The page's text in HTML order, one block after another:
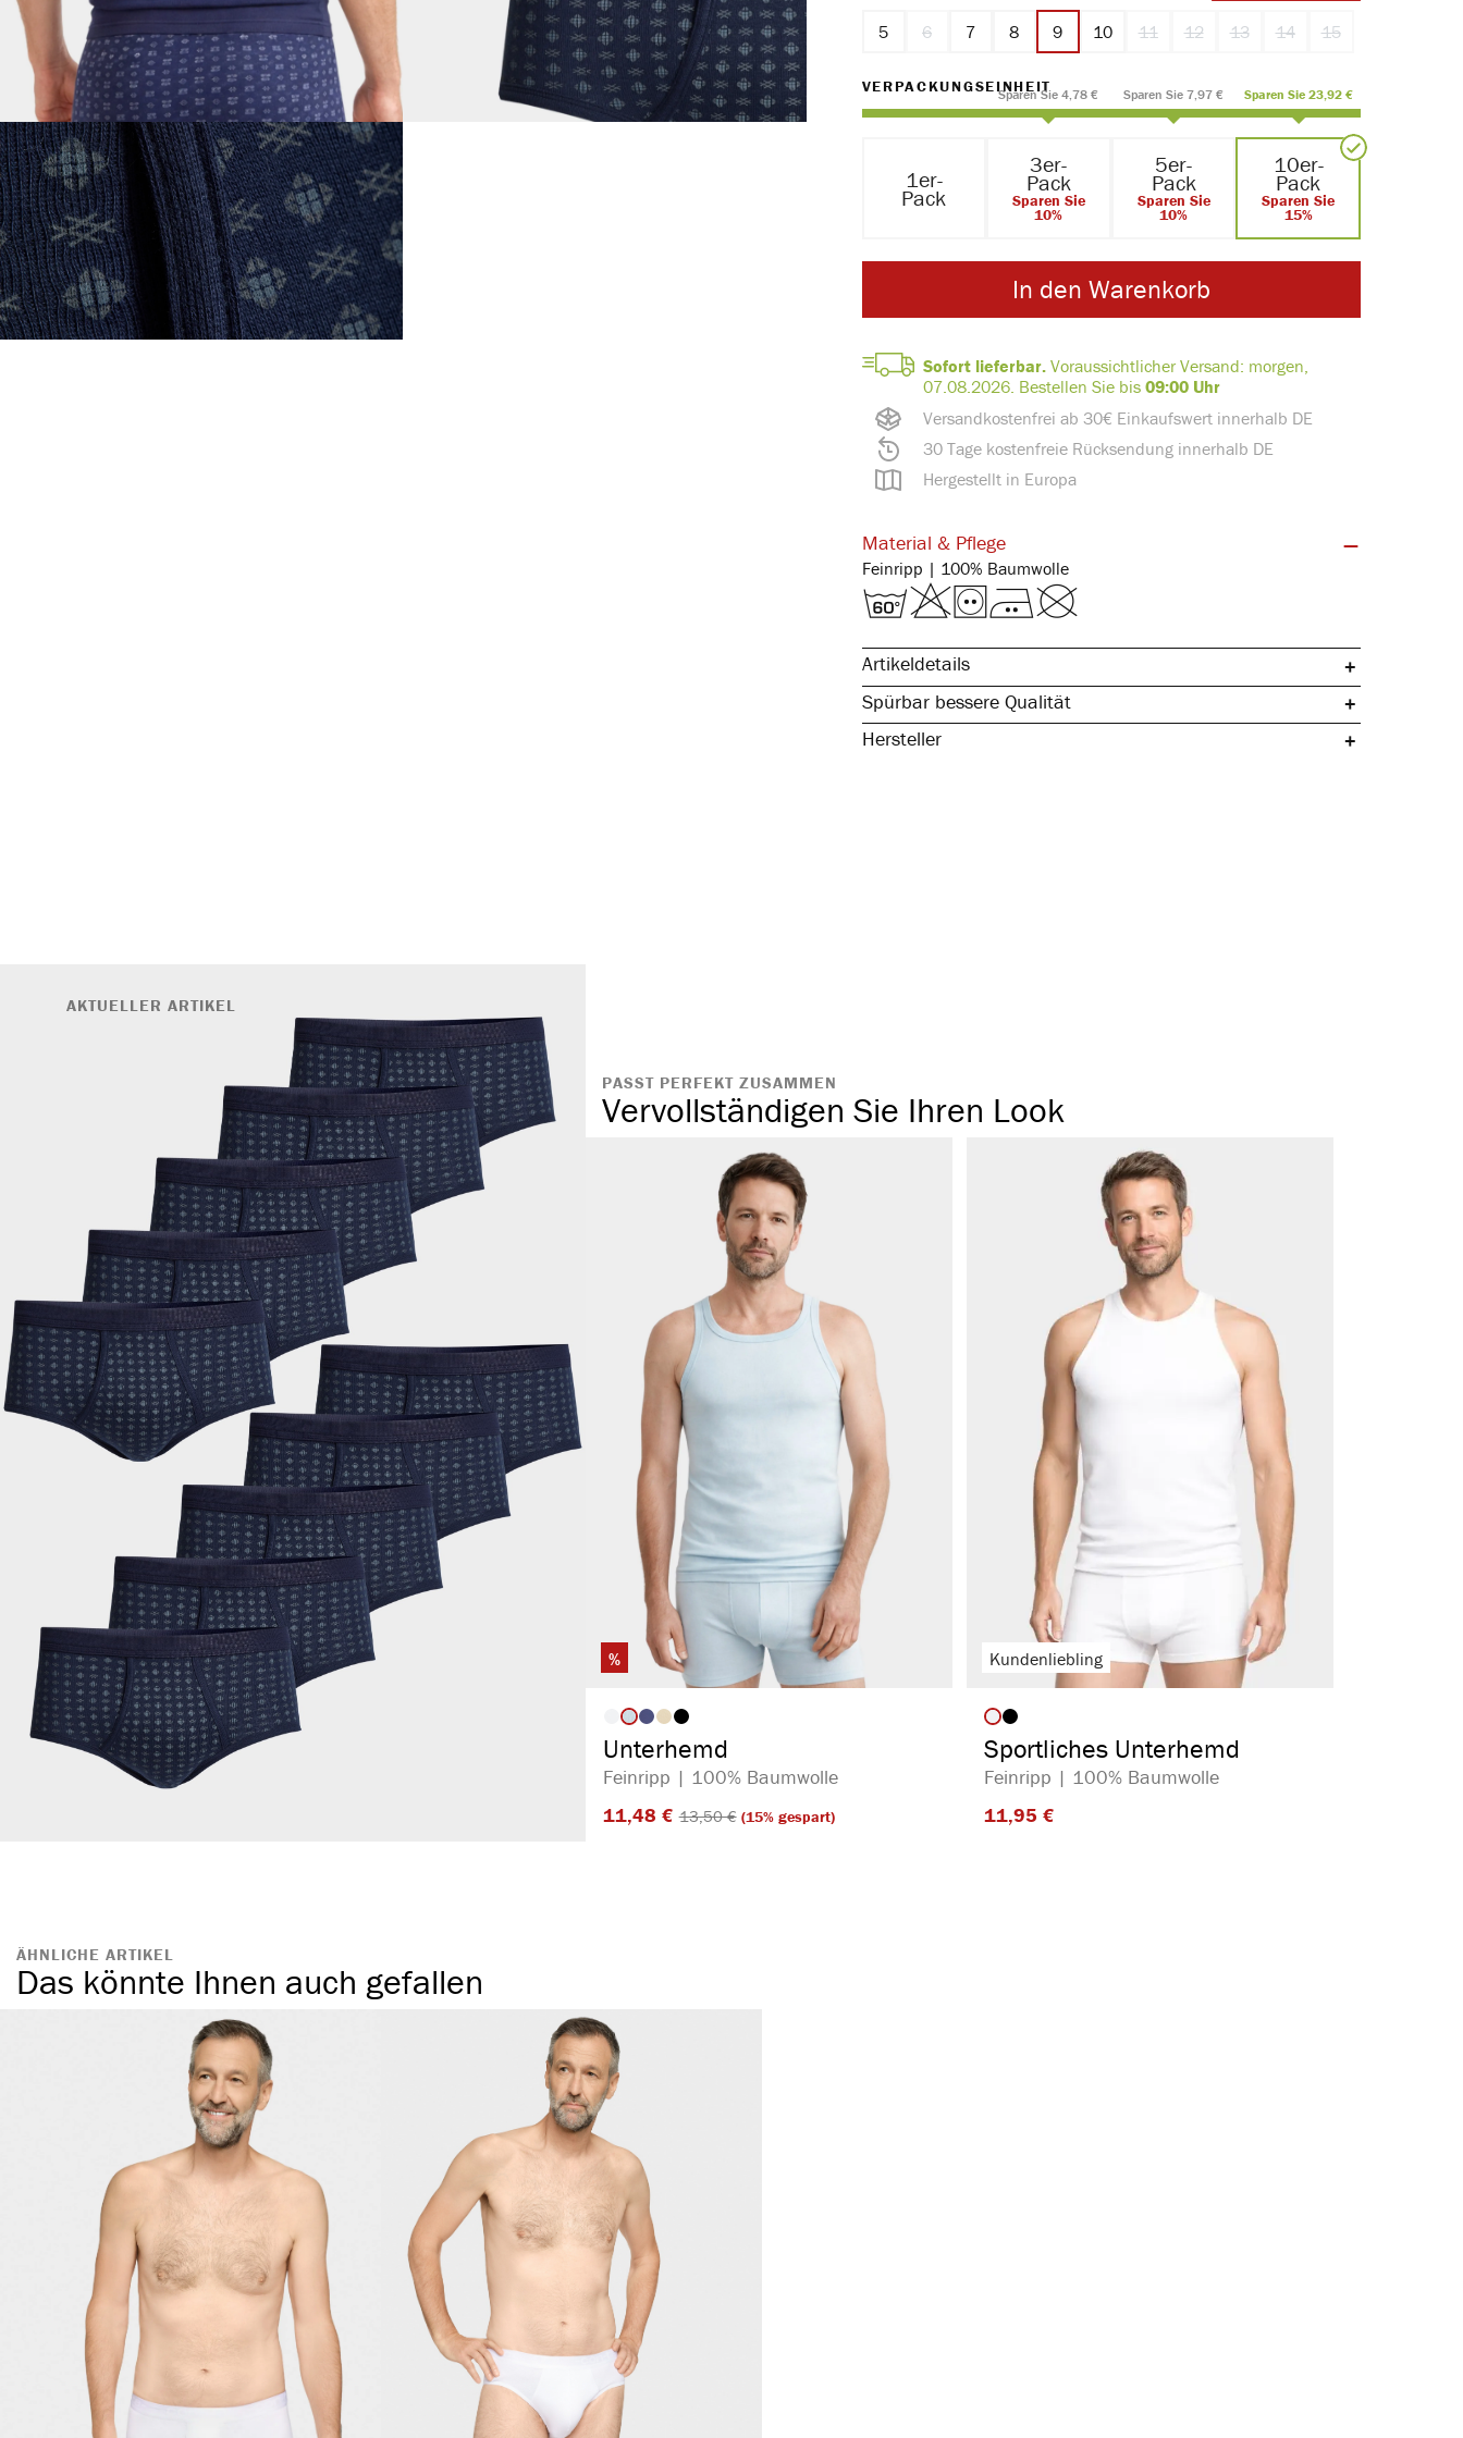
Versandkostenfrei ab 30€ Einkaufswert innerhalb DE
30 Tage kostenfreie Rücksendung innerhalb DE
Hergestellt in Europa
Sofort lieferbar.Voraussichtlicher Versand: morgen,
07.08.2026. Bestellen Sie bis 09:00 Uhr
5 6
(Diese Option ist zurzeit nicht verfügbar.)
7 8 9 10 11
(Diese Option ist zurzeit nicht verfügbar.)
12
(Diese Option ist zurzeit nicht verfügbar.)
13
(Diese Option ist zurzeit nicht
14
(Diese Option ist zurzeit
15
(Diese Option ist
VERPACKUNGSEINHEIT
Sparen Sie 4,78 € Sparen Sie 7,97 € Sparen Sie 23,92 €
1er-
Pack
3er-
Pack
Sparen Sie
10%
5er-
Pack
Sparen Sie
10%
10er-
Pack
Sparen Sie
15%
In den Warenkorb
Material & Pflege
Feinripp | 100% Baumwolle
Artikeldetails
Spürbar bessere Qualität
Hersteller
AKTUELLER ARTIKEL
PASST PERFEKT ZUSAMMEN
Vervollständigen Sie Ihren Look
%
Artikelfarbe
Unterhemd
Feinripp | 100% Baumwolle
11,48 €​ 13,50 €​(15% gespart)
Kundenliebling
Artikelfarbe
Sportliches Unterhemd
Feinripp | 100% Baumwolle
11,95 €​
ÄHNLICHE ARTIKEL
Das könnte Ihnen auch gefallen